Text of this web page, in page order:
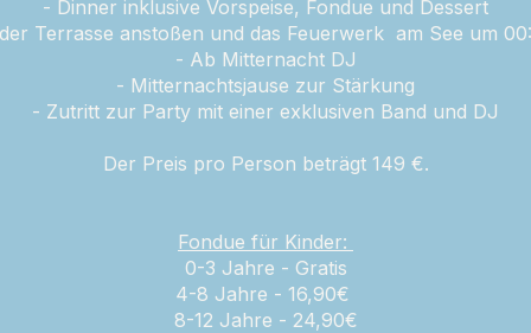
- Dinner inklusive Vorspeise, Fondue und Dessert
Terrasse anstoßen und das Feuerwerk am See um
- Ab Mitternacht DJ
- Mitternachtsjause zur Stärkung
- Zutritt zur Party mit einer exklusiven Band und DJ
Der Preis pro Person beträgt 149 €.
Fondue für Kinder:
0-3 Jahre - Gratis
4-8 Jahre - 16,90€
8-12 Jahre - 24,90€